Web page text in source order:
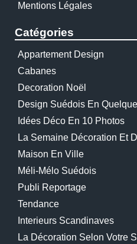
Mentions Légales
Catégories
Appartement Design
Cabanes
Decoration Noël
Design Suédois En
Idées Déco En 10 Photos
La Semaine Décoration Et
Maison En Ville
Méli-Mélo Suédois
Publi Reportage
Tendance
Interieurs Scandinaves
La Décoration Selon Votre